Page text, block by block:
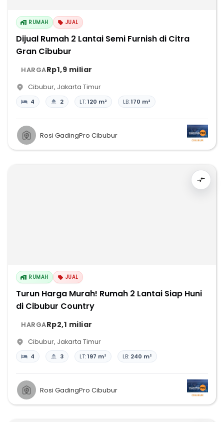
RUMAH JUAL
Dijual Rumah 2 Lantai Semi Furnish di Citra
Gran Cibubur
HARGARp1,9 miliar
Cibubur, Jakarta Timur
4 2 LT:120 m² LB:170 m²
Rosi GadingPro Cibubur
RUMAH JUAL
Turun Harga Murah! Rumah 2 Lantai Siap Huni
di Cibubur Country
HARGARp2,1 miliar
Cibubur, Jakarta Timur
4 3 LT:197 m² LB: 240 m²
Rosi GadingPro Cibubur